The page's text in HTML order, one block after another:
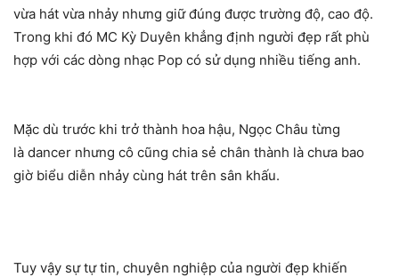
vừa hát vừa nhảy nhưng giữ đúng được trường độ, cao độ.
Trong khi đó MC Kỳ Duyên khẳng định người đẹp rất phù
hợp với các dòng nhạc Pop có sử dụng nhiều tiếng anh.
Mặc dù trước khi trở thành hoa hậu, Ngọc Châu từng
là dancer nhưng cô cũng chia sẻ chân thành là chưa bao
giờ biểu diễn nhảy cùng hát trên sân khấu.
Tuy vậy sự tự tin, chuyên nghiệp của người đẹp khiến